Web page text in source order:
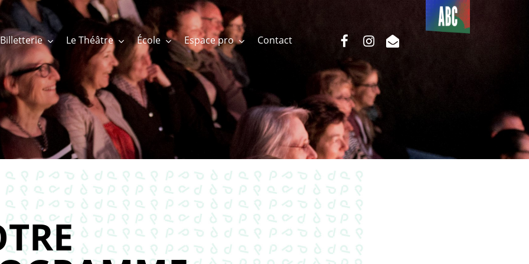
Billetterie Le Théâtre École Espace pro Contact
Du côté
de l’ABC
facebookinstagram
email